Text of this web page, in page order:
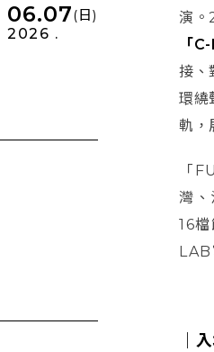
06.07(日)
2026 .
演。
「
接、
環繞
軌，
「
灣、
16
LAB